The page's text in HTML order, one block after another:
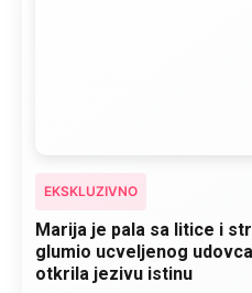
EKSKLUZIVNO
Marija je pala sa litice i
glumio ucveljenog
otkrila jezivu istinu